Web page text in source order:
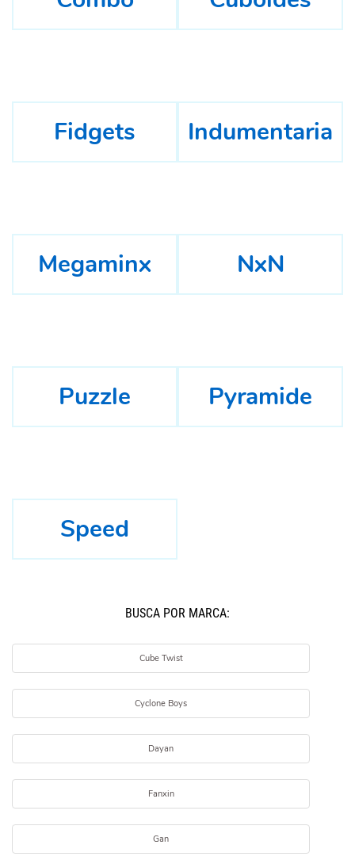
Fidgets Indumentaria
Megaminx NxN
Puzzle Pyramide
Speed
BUSCÁ POR MARCA:
Cube Twist
Cyclone Boys
Dayan
Fanxin
Gan